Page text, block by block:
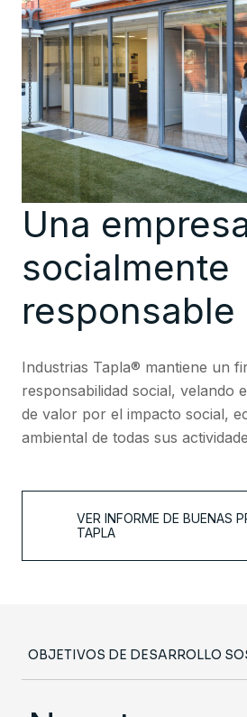
Una
socialmente
responsable
Industrias Tapla® mantiene un
responsabilidad social, velando
de valor por el impacto social,
ambiental de todas sus
VER INFORME DE BUENAS
TAPLA
OBJETIVOS DE DESARROLLO